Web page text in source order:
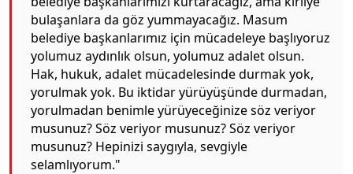
bulaşanlara da göz yummayacağız. Masum
belediye başkanlarımız için mücadeleye başlıyoruz
yolumuz aydınlık olsun, yolumuz adalet olsun.
Hak, hukuk, adalet mücadelesinde durmak yok,
yorulmak yok. Bu iktidar yürüyüşünde durmadan,
yorulmadan benimle yürüyeceğinize söz veriyor
musunuz? Söz veriyor musunuz? Söz veriyor
musunuz? Hepinizi saygıyla, sevgiyle
selamlıyorum."